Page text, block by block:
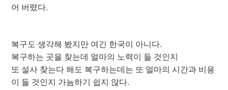
어 버렸다.
복구도 생각해 봤지만 여긴 한국이 아니다.
복구하는 곳을 찾는데 얼마의 노력이 들 것인지
또 설사 찾는다 해도 복구하는데는 또 얼마의 시간과 비용
이 들 것인지 가늠하기 쉽지 않다.